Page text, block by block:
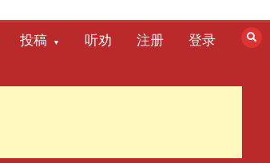
投稿 听劝 注册 登录